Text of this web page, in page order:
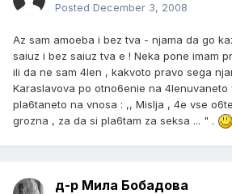
Posted December 3, 2008
Az sam amoeba i bez tva - njama da go
saiuz i bez saiuz tva e ! Neka pone imam
ili da ne sam 4len , kakvoto pravo sega
Karaslavova po otno6enie na 4lenuvaneto
pla6taneto na vnosa : ,, Mislja , 4e vse
grozna , za da si pla6tam za seksa ... " .
д-р Мила Бобадова